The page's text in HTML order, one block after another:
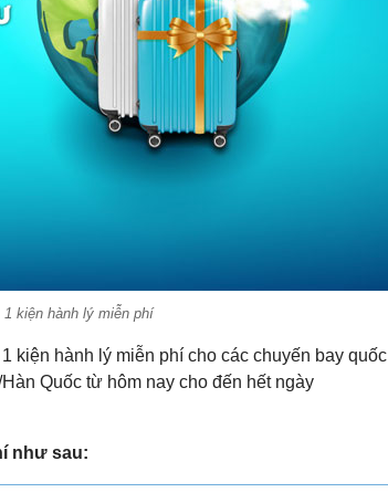
kiện hành lý miễn phí
kiện hành lý miễn phí cho các chuyến bay quốc
Quốc từ hôm nay cho đến hết ngày
như sau: